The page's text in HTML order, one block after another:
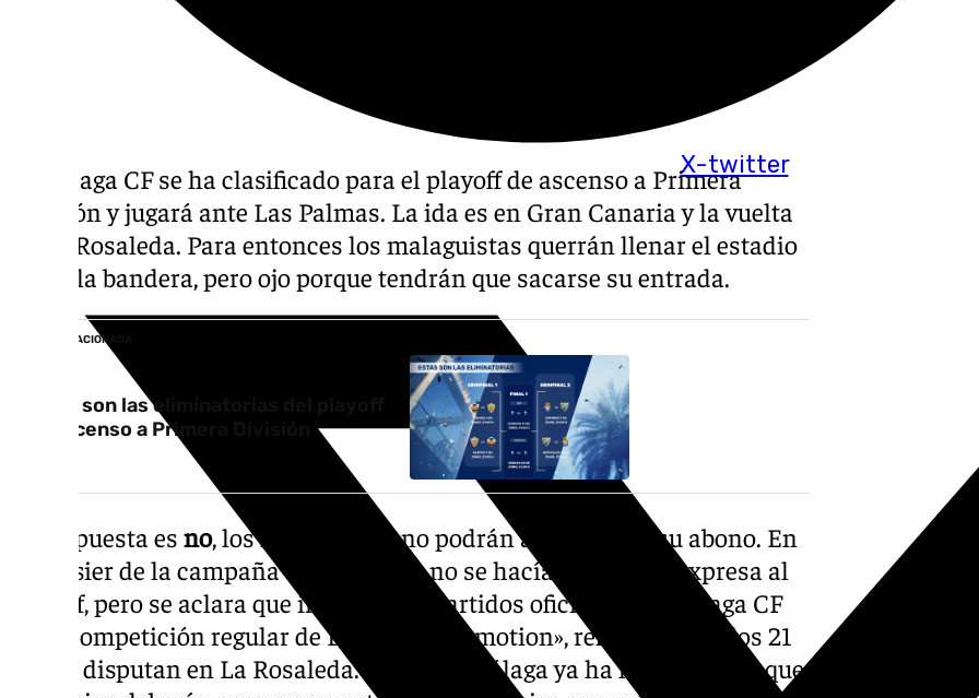
X-twitter
El Málaga CF se ha clasificado para el playoff de ascenso a Primera
División y jugará ante Las Palmas. La ida es en Gran Canaria y la vuelta
en La Rosaleda. Para entonces los malaguistas querrán llenar el estadio
hasta la bandera, pero ojo porque tendrán que sacarse su entrada.
NOTICIA RELACIONADA
Estas son las eliminatorias del playoff
de ascenso a Primera División
La respuesta es no, los malaguistas no podrán acceder con su abono. En
el dossier de la campaña de abonados no se hacía referencia expresa al
playoff, pero se aclara que incluye «los partidos oficiales del Málaga CF
en la competición regular de LaLiga Hypermotion», refiriéndose a los 21
que se disputan en La Rosaleda. Ahora, el Málaga ya ha hecho oficial que